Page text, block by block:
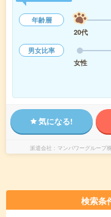
年齢層
20代
男女比率
女性
気になる!
派遣会社 マンパワーグループ
検索条